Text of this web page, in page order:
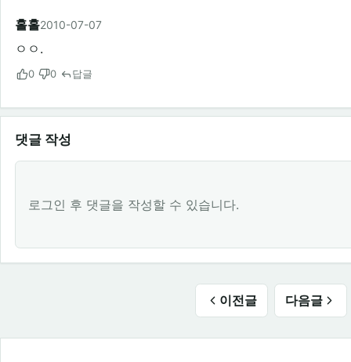
홀홀2010-07-07
ㅇㅇ.
0 0 답글
댓글 작성
로그인 후 댓글을 작성할 수 있습니다.
이전글 다음글